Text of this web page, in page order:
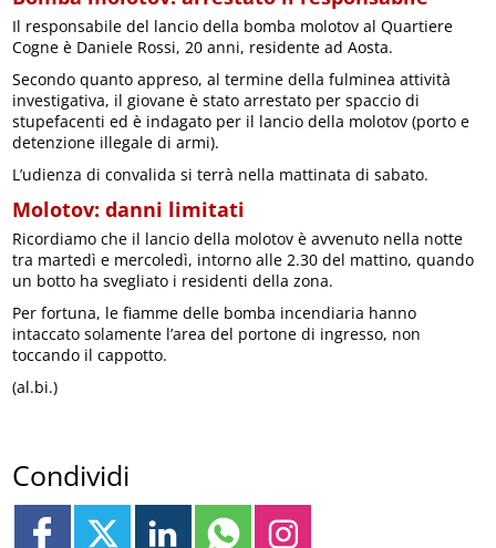
Il responsabile del lancio della bomba molotov al Quartiere
Cogne è Daniele Rossi, 20 anni, residente ad Aosta.
Secondo quanto appreso, al termine della fulminea attività
investigativa, il giovane è stato arrestato per spaccio di
stupefacenti ed è indagato per il lancio della molotov (porto e
detenzione illegale di armi).
L’udienza di convalida si terrà nella mattinata di sabato.
Molotov: danni limitati
Ricordiamo che il lancio della molotov è avvenuto nella notte
tra martedì e mercoledì, intorno alle 2.30 del mattino, quando
un botto ha svegliato i residenti della zona.
Per fortuna, le fiamme delle bomba incendiaria hanno
intaccato solamente l’area del portone di ingresso, non
toccando il cappotto.
(al.bi.)
Condividi